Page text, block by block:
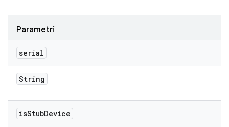
Parametri
serial
String
isStubDevice